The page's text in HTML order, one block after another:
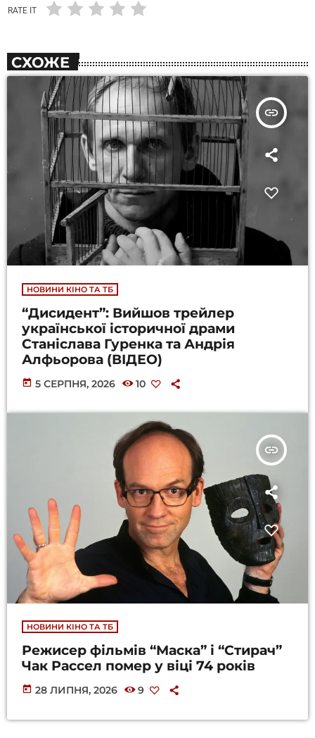
RATE IT
СХОЖЕ
insert_link
НОВИНИ КІНО ТА ТБ
“Дисидент”: Вийшов трейлер
української історичної драми
Станіслава Гуренка та Андрія
Алфьорова (ВІДЕО)
today 5 СЕРПНЯ, 2026 10
insert_link
НОВИНИ КІНО ТА ТБ
Режисер фільмів “Маска” і “Стирач”
Чак Рассел помер у віці 74 років
today 28 ЛИПНЯ, 2026 9